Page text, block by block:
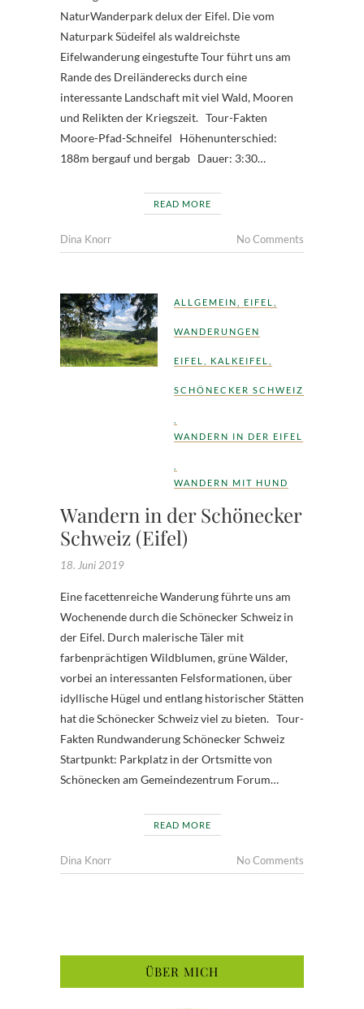
NaturWanderpark delux der Eifel. Die vom
Naturpark Südeifel als waldreichste
Eifelwanderung eingestufte Tour führt uns am
Rande des Dreiländerecks durch eine
interessante Landschaft mit viel Wald, Mooren
und Relikten der Kriegszeit. Tour-Fakten
Moore-Pfad-Schneifel Höhenunterschied:
188m bergauf und bergab Dauer: 3:30…
READ MORE
Dina Knorr No Comments
ALLGEMEIN EIFEL
WANDERUNGEN
EIFEL KALKEIFEL
SCHÖNECKER SCHWEIZ
WANDERN IN DER EIFEL
WANDERN MIT HUND
Wandern in der Schönecker
Schweiz (Eifel)
18. Juni 2019
Eine facettenreiche Wanderung führte uns am
Wochenende durch die Schönecker Schweiz in
der Eifel. Durch malerische Täler mit
farbenprächtigen Wildblumen, grüne Wälder,
vorbei an interessanten Felsformationen, über
idyllische Hügel und entlang historischer Stätten
hat die Schönecker Schweiz viel zu bieten. Tour-
Fakten Rundwanderung Schönecker Schweiz
Startpunkt: Parkplatz in der Ortsmitte von
Schönecken am Gemeindezentrum Forum…
READ MORE
Dina Knorr No Comments
ÜBER MICH